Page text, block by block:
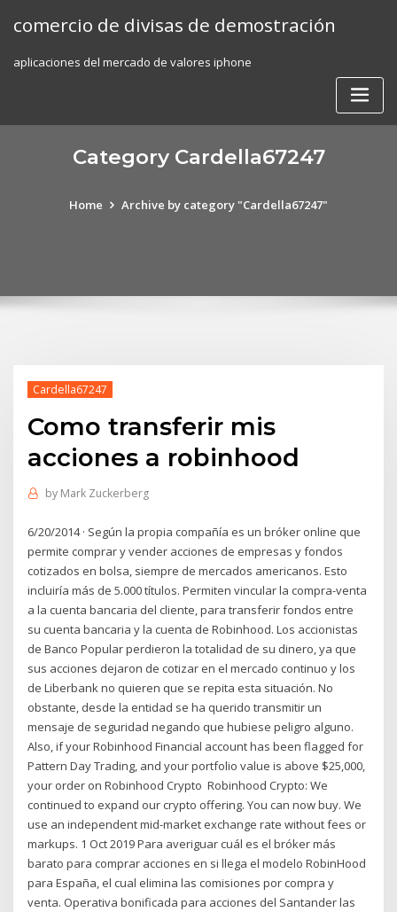
comercio de divisas de demostración
aplicaciones del mercado de valores iphone
Category Cardella67247
Home Archive by category "Cardella67247"
Cardella67247
Como transferir mis
acciones a robinhood
by Mark Zuckerberg
6/20/2014 · Según la propia compañía es un bróker online que
permite comprar y vender acciones de empresas y fondos
cotizados en bolsa, siempre de mercados americanos. Esto
incluiría más de 5.000 títulos. Permiten vincular la compra-venta
a la cuenta bancaria del cliente, para transferir fondos entre
su cuenta bancaria y la cuenta de Robinhood. Los accionistas
de Banco Popular perdieron la totalidad de su dinero, ya que
sus acciones dejaron de cotizar en el mercado continuo y los
de Liberbank no quieren que se repita esta situación. No
obstante, desde la entidad se ha querido transmitir un
mensaje de seguridad negando que hubiese peligro alguno.
Also, if your Robinhood Financial account has been flagged for
Pattern Day Trading, and your portfolio value is above $25,000,
your order on Robinhood Crypto Robinhood Crypto: We
continued to expand our crypto offering. You can now buy. We
use an independent mid-market exchange rate without fees or
markups. 1 Oct 2019 Para averiguar cuál es el bróker más
barato para comprar acciones en si llega el modelo RobinHood
para España, el cual elimina las comisiones por compra y
venta. Operativa bonificada para acciones del Santander las